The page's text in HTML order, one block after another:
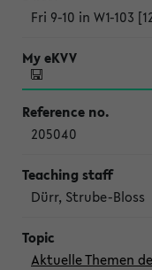
Fri 9-10 in W1-103
205040
Dürr, Strube-Bloss
Aktuelle Themen